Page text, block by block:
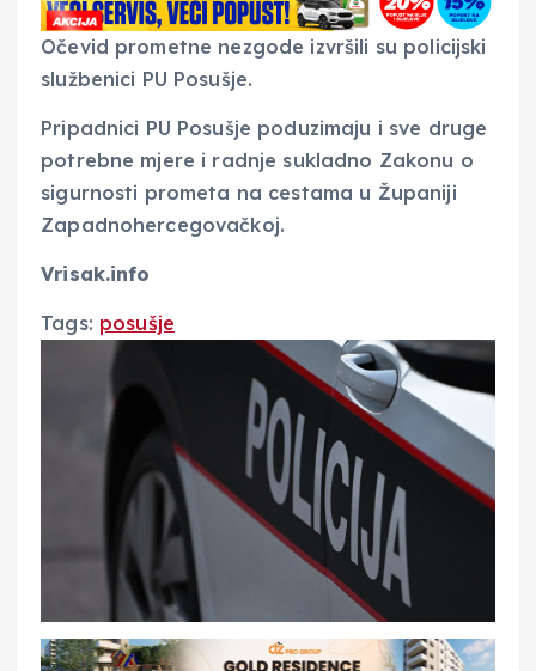
Očevid prometne nezgode izvršili su policijski
službenici PU Posušje.
Pripadnici PU Posušje poduzimaju i sve druge
potrebne mjere i radnje sukladno Zakonu o
sigurnosti prometa na cestama u Županiji
Zapadnohercegovačkoj.
Vrisak.info
Tags: posušje